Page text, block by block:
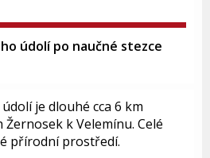
údolí po naučné stezce
je dlouhé cca 6 km
k Velemínu. Celé
přírodní prostředí.